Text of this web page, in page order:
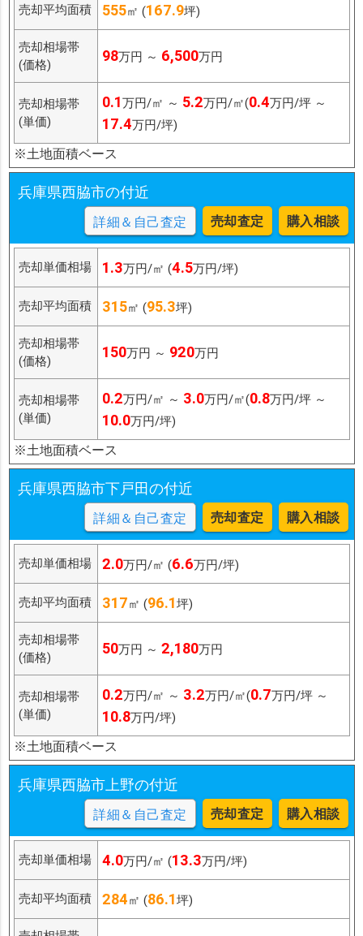
売却平均面積 555㎡ (167.9坪)
売却相場帯
(価格)
98万円 ～ 6,500万円
売却相場帯
(単価)
0.1万円/㎡ ～ 5.2万円/㎡(0.4万円/坪 ～
17.4万円/坪)
※土地面積ベース
兵庫県西脇市の付近
詳細＆自己査定 売却査定 購入相談
売却単価相場 1.3万円/㎡ (4.5万円/坪)
売却平均面積 315㎡ (95.3坪)
売却相場帯
(価格)
150万円 ～ 920万円
売却相場帯
(単価)
0.2万円/㎡ ～ 3.0万円/㎡(0.8万円/坪 ～
10.0万円/坪)
※土地面積ベース
兵庫県西脇市下戸田の付近
詳細＆自己査定 売却査定 購入相談
売却単価相場 2.0万円/㎡ (6.6万円/坪)
売却平均面積 317㎡ (96.1坪)
売却相場帯
(価格)
50万円 ～ 2,180万円
売却相場帯
(単価)
0.2万円/㎡ ～ 3.2万円/㎡(0.7万円/坪 ～
10.8万円/坪)
※土地面積ベース
兵庫県西脇市上野の付近
詳細＆自己査定 売却査定 購入相談
売却単価相場 4.0万円/㎡ (13.3万円/坪)
売却平均面積 284㎡ (86.1坪)